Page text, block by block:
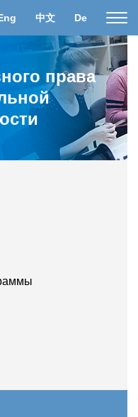
中文 De
права